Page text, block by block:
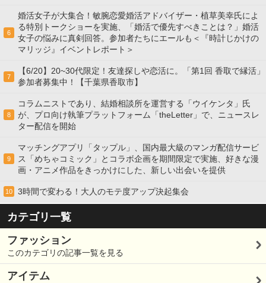
6
婚活女子が大集合！敏腕恋愛婚活アドバイザー・植草美幸氏によ
る特別トークショーを実施、「婚活で優先すべきことは？」婚活
女子の悩みに真剣回答。参加者たちにエールも＜『時計じかけの
マリッジ』イベントレポート＞
7
【6/20】20~30代限定！友達探しや恋活に。「第1回 香取で縁活」
参加者募集中！【千葉県香取市】
8
コラムニストであり、結婚相談所を運営する「ウイケンタ」氏
が、プロ向け執筆プラットフォーム「theLetter」で、ニュースレ
ター配信を開始
9
マッチングアプリ「タップル」、国内最大級のマンガ配信サービ
ス「めちゃコミック」とコラボ企画を期間限定で実施、好きな漫
画・アニメ作品をきっかけにした、新しい出会いを提供
10 3時間で変わる！大人のモテ度アップ決起集会
カテゴリ一覧
ファッション
このカテゴリの記事一覧を見る
アイテム